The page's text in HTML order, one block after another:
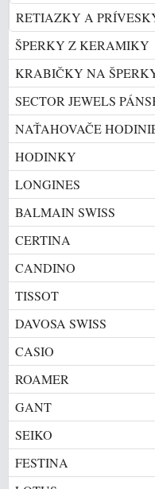
RETIAZKY A
ŠPERKY Z KERAMIKY
KRABIČKY NA
SECTOR JEWELS
NAŤAHOVAČE
HODINKY
LONGINES
BALMAIN SWISS
CERTINA
CANDINO
TISSOT
DAVOSA SWISS
CASIO
ROAMER
GANT
SEIKO
FESTINA